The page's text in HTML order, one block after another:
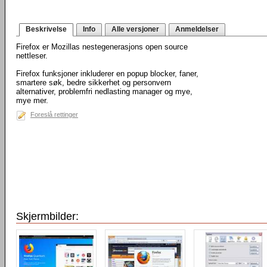
Beskrivelse Info Alle versjoner Anmeldelser
Firefox er Mozillas nestegenerasjons open source
nettleser.
Firefox funksjoner inkluderer en popup blocker, faner,
smartere søk, bedre sikkerhet og personvern
alternativer, problemfri nedlasting manager og mye,
mye mer.
Foreslå rettinger
Skjermbilder: